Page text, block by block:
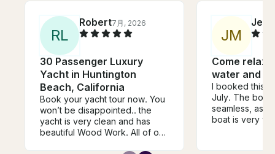
RL
Robert7月, 2026
30 Passenger Luxury
Yacht in Huntington
Beach, California
Book your yacht tour now. You
won’t be disappointed.. the
yacht is very clean and has
beautiful Wood Work. All of our
JM
Come relax
water and
I booked this
July. The
seamless, as
boat is very